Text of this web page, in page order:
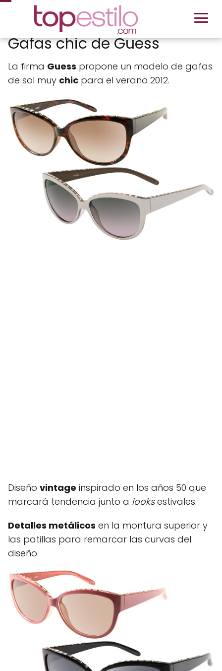
Gafas chic de Guess
La firma Guess propone un modelo de gafas
de sol muy chic para el verano 2012.
Diseño vintage inspirado en los años 50 que
marcará tendencia junto a looksestivales.
Detalles metálicos en la montura superior y
las patillas para remarcar las curvas del
diseño.